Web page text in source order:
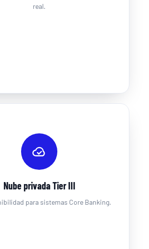
real.
Nube privada Tier III
para sistemas Core Banking.